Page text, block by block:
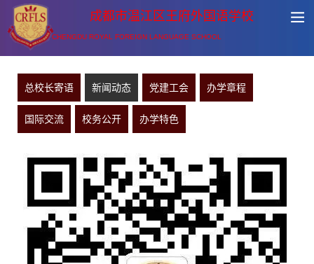
成都市温江区王府外国语学校
CHENGDU ROYAL FOREIGN LANGUAGE SCHOOL
总校长寄语 新闻动态 党建工会 办学章程
国际交流 校务公开 办学特色